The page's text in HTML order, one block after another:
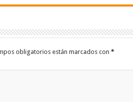
obligatorios están marcados con *